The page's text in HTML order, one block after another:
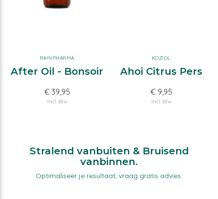
RAINPHARMA
After Oil - Bonsoir
€ 39,95
Incl. btw
KOZIOL
Ahoi Citrus Pers
€ 9,95
Incl. btw
Stralend vanbuiten & Bruisend
vanbinnen.
Optimaliseer je resultaat, vraag gratis advies.